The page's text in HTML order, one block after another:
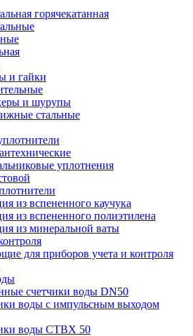
горячекатанная
и гайки
и шурупы
стальные
уплотнения
из вспененного каучука
из вспененного полиэтилена
из минеральной ваты
для приборов учета и контроля
счетчики воды DN50
воды с импульсным выходом
воды СТВХ 50